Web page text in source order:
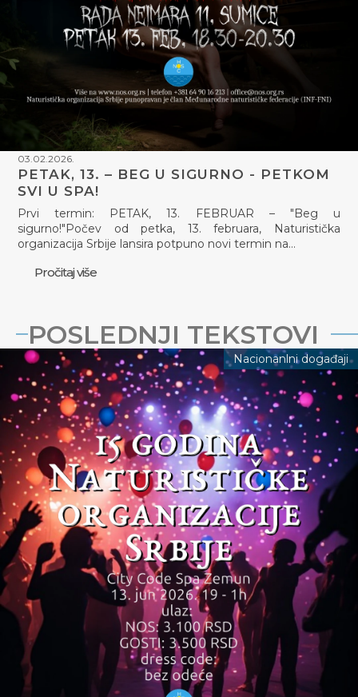
03.02.2026.
PETAK, 13. – BEG U SIGURNO - PETKOM
SVI U SPA!
Prvi termin: PETAK, 13. FEBRUAR – "Beg u
sigurno!"Počev od petka, 13. februara, Naturistička
organizacija Srbije lansira potpuno novi termin na…
Pročitaj više
POSLEDNJI TEKSTOVI
Nacionanlni događaji